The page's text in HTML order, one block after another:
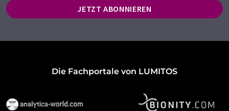
JETZT ABONNIEREN
Die Fachportale von LUMITOS